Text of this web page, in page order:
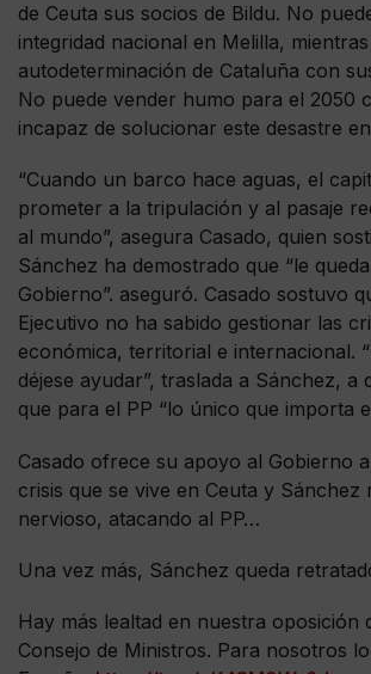
de Ceuta sus socios de Bildu. No
integridad nacional en Melilla,
autodeterminación de Cataluña con
No puede vender humo para el 2050
incapaz de solucionar este desastre en
“Cuando un barco hace aguas, el
prometer a la tripulación y al pasaje
al mundo”, asegura Casado, quien
Sánchez ha demostrado que “le
Gobierno”. aseguró. Casado sostuvo
Ejecutivo no ha sabido gestionar las
económica, territorial e internacional.
déjese ayudar”, traslada a Sánchez, a
que para el PP “lo único que importa
Casado ofrece su apoyo al Gobierno
crisis que se vive en Ceuta y Sánchez
nervioso, atacando al PP…
Una vez más, Sánchez queda
Hay más lealtad en nuestra oposición
Consejo de Ministros. Para nosotros